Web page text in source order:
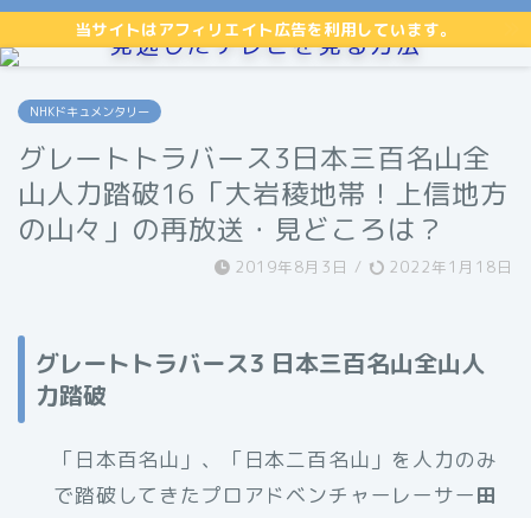
当サイトはアフィリエイト広告を利用しています。
見逃したテレビを見る方法
NHKドキュメンタリー
グレートトラバース3日本三百名山全
山人力踏破16「大岩稜地帯！上信地方
の山々」の再放送・見どころは？
2019年8月3日 / 2022年1月18日
グレートトラバース3 日本三百名山全山人
力踏破
「日本百名山」、「日本二百名山」を人力のみ
で踏破してきたプロアドベンチャーレーサー田